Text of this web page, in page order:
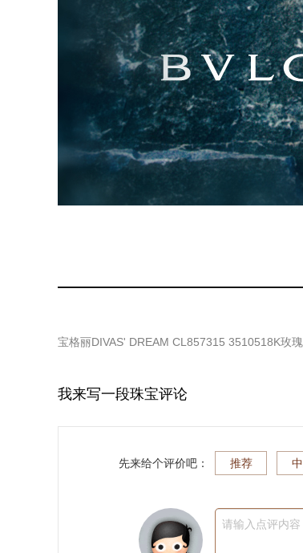
宝格丽DIVAS' DREAM CL857315 3510518K玫
我来写一段珠宝评论
先来给个评价吧： 推荐
请输入点评内